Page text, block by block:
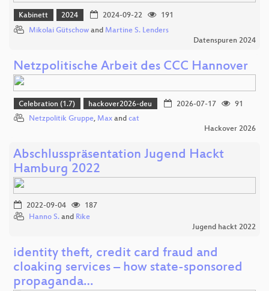
Kabinett 2024 2024-09-22
191
Mikolai Gütschow and Martine S. Lenders
Datenspuren 2024
Netzpolitische Arbeit des CCC Hannover
Celebration (1.7) hackover2026-deu 2026-07-17
91
Netzpolitik Gruppe, Max and cat
Hackover 2026
Abschlusspräsentation Jugend Hackt
Hamburg 2022
2022-09-04
187
Hanno S. and Rike
Jugend hackt 2022
identity theft, credit card fraud and
cloaking services – how state-sponsored
propaganda…